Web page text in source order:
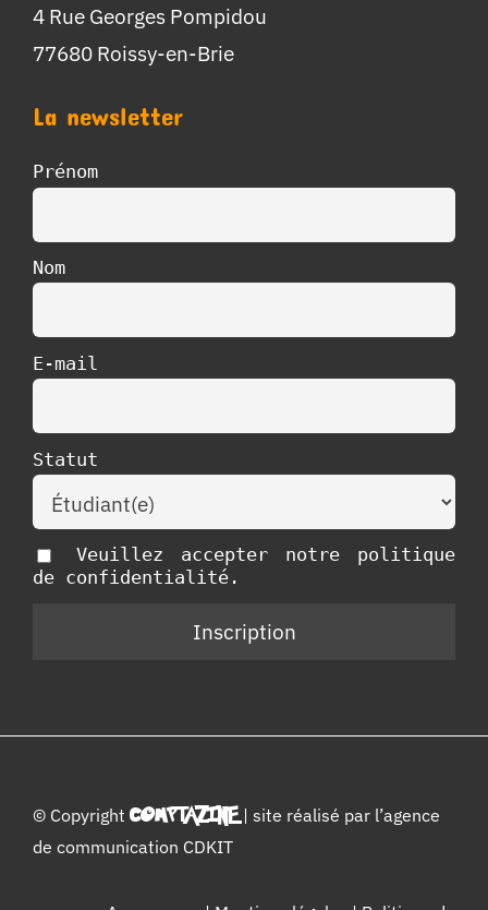
4 Rue Georges Pompidou
77680 Roissy-en-Brie
La newsletter
Prénom
Nom
E-mail
Statut
Veuillez accepter notre politique
de confidentialité.
© Copyright COMPTAZINE| site réalisé par l’agence
de communication CDKIT